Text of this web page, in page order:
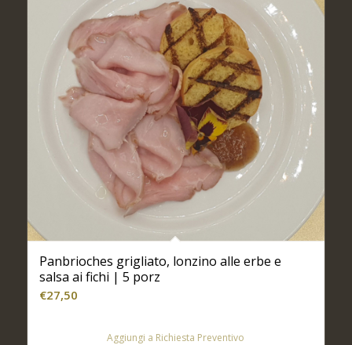
Panbrioches grigliato, lonzino alle erbe e
salsa ai fichi | 5 porz
€27,50
Aggiungi a Richiesta Preventivo